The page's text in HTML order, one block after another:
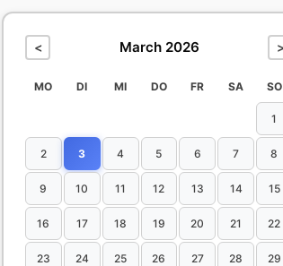
< March 2026 >
MO DI MI DO FR SA SO
1
2 3 4 5 6 7 8
9 10 11 12 13 14 15
16 17 18 19 20 21 22
23 24 25 26 27 28 29